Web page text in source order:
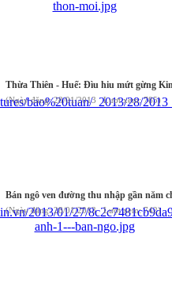
Thừa Thiên - Huế: Đìu hiu mứt gừng
(Ngày đăng: 28/01/2013 Lượt xem: 785)
Bán ngô ven đường thu nhập gần năm
(Ngày đăng: 28/01/2013 Lượt xem: 742)